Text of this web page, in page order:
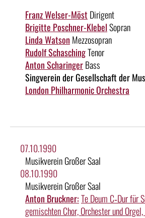
Franz Welser-Möst Dirigent
Brigitte Poschner-KlebelSopran
Linda Watson Mezzosopran
Rudolf SchaschingTenor
Anton ScharingerBass
Singverein der Gesellschaft der
London Philharmonic Orchestra
07.10.1990
Musikverein Großer Saal
08.10.1990
Musikverein Großer Saal
Anton Bruckner:Te Deum C‑Dur für
gemischten Chor, Orchester und